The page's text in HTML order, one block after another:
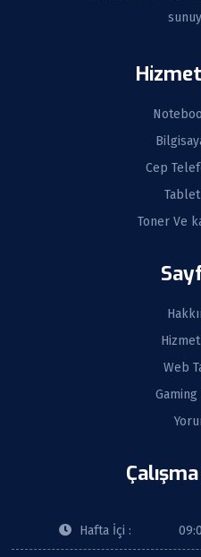
Cep
Toner Ve
Web
Hafta İçi :